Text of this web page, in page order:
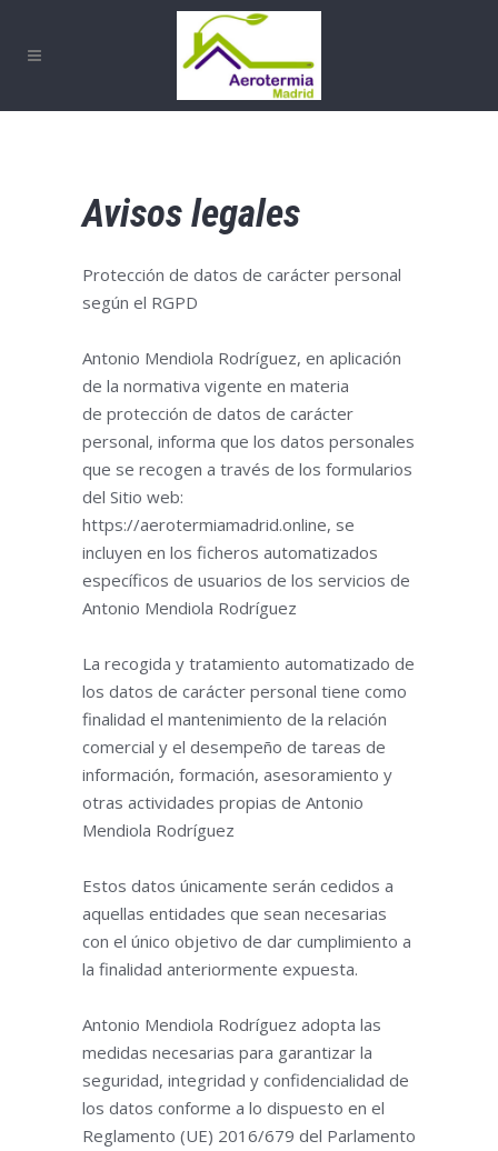
Avisos legales
Protección de datos de carácter personal
según el RGPD
Antonio Mendiola Rodríguez, en aplicación
de la normativa vigente en materia
de protección de datos de carácter
personal, informa que los datos personales
que se recogen a través de los formularios
del Sitio web:
https://aerotermiamadrid.online, se
incluyen en los ficheros automatizados
específicos de usuarios de los servicios de
Antonio Mendiola Rodríguez
La recogida y tratamiento automatizado de
los datos de carácter personal tiene como
finalidad el mantenimiento de la relación
comercial y el desempeño de tareas de
información, formación, asesoramiento y
otras actividades propias de Antonio
Mendiola Rodríguez
Estos datos únicamente serán cedidos a
aquellas entidades que sean necesarias
con el único objetivo de dar cumplimiento a
la finalidad anteriormente expuesta.
Antonio Mendiola Rodríguez adopta las
medidas necesarias para garantizar la
seguridad, integridad y confidencialidad de
los datos conforme a lo dispuesto en el
Reglamento (UE) 2016/679 del Parlamento